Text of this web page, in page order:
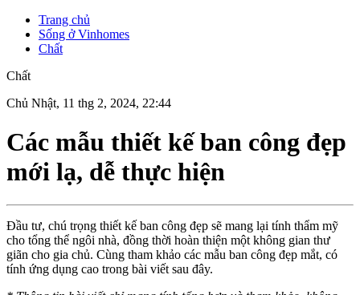
Trang chủ
Sống ở Vinhomes
Chất
Chất
Chủ Nhật, 11 thg 2, 2024, 22:44
Các mẫu thiết kế ban công đẹp
mới lạ, dễ thực hiện
Đầu tư, chú trọng thiết kế ban công đẹp sẽ mang lại tính thẩm mỹ
cho tổng thể ngôi nhà, đồng thời hoàn thiện một không gian thư
giãn cho gia chủ. Cùng tham khảo các mẫu ban công đẹp mắt, có
tính ứng dụng cao trong bài viết sau đây.